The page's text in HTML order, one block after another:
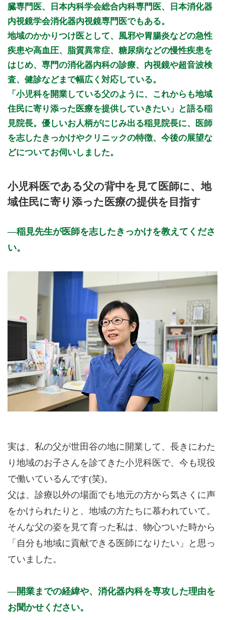
公式HPはこちら
臓専門医、日本内科学会総合内科専門医、日本消化器
内視鏡学会消化器内視鏡専門医でもある。
地域のかかりつけ医として、風邪や胃腸炎などの急性
疾患や高血圧、脂質異常症、糖尿病などの慢性疾患を
はじめ、専門の消化器内科の診療、内視鏡や超音波検
査、健診などまで幅広く対応している。
「小児科を開業している父のように、これからも地域
住民に寄り添った医療を提供していきたい」と語る稲
見院長。優しいお人柄がにじみ出る稲見院長に、医師
を志したきっかけやクリニックの特徴、今後の展望な
どについてお伺いしました。
小児科医である父の背中を見て医師に、地
域住民に寄り添った医療の提供を目指す
稲見先生が医師を志したきっかけを教えてくださ
い。
実は、私の父が世田谷の地に開業して、長きにわた
り地域のお子さんを診てきた小児科医で、今も現役
で働いているんです(笑)。
父は、診療以外の場面でも地元の方から気さくに声
をかけられたりと、地域の方たちに慕われていて。
そんな父の姿を見て育った私は、物心ついた時から
「自分も地域に貢献できる医師になりたい」と思っ
ていました。
開業までの経緯や、消化器内科を専攻した理由を
お聞かせください。